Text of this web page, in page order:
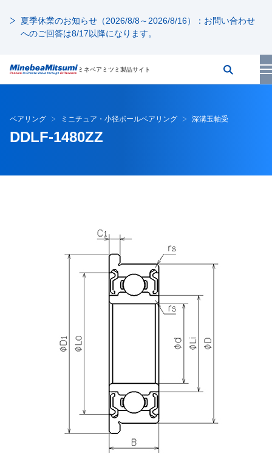
夏季休業のお知らせ（2026/8/8～2026/8/16）：お問い合わせ
へのご回答は8/17以降になります。
ミネベアミツミ製品サイト
ベアリング ミニチュア・小径ボールベアリング 深溝玉軸受
DDLF-1480ZZ